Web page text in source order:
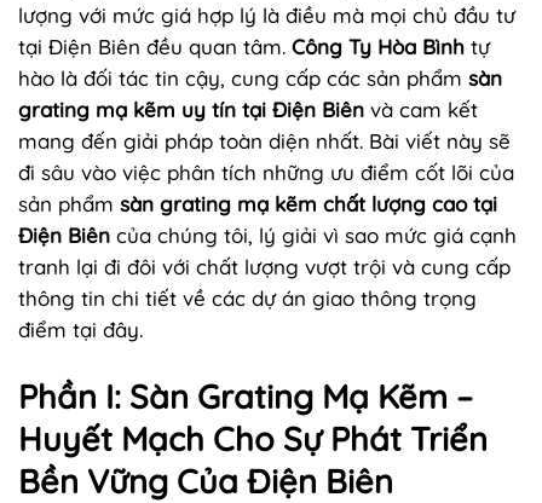
lượng với mức giá hợp lý là điều mà mọi chủ đầu tư
tại Điện Biên đều quan tâm. Công Ty Hòa Bình tự
hào là đối tác tin cậy, cung cấp các sản phẩm sàn
grating mạ kẽm uy tín tại Điện Biên và cam kết
mang đến giải pháp toàn diện nhất. Bài viết này sẽ
đi sâu vào việc phân tích những ưu điểm cốt lõi của
sản phẩm sàn grating mạ kẽm chất lượng cao tại
Điện Biên của chúng tôi, lý giải vì sao mức giá cạnh
tranh lại đi đôi với chất lượng vượt trội và cung cấp
thông tin chi tiết về các dự án giao thông trọng
điểm tại đây.
Phần I: Sàn Grating Mạ Kẽm –
Huyết Mạch Cho Sự Phát Triển
Bền Vững Của Điện Biên